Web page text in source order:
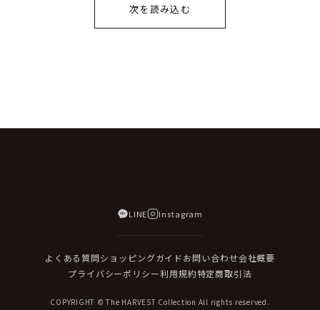
次を読み込む
LINE Instagram
よくある質問ショッピングガイドお問い合わせ会社概要
プライバシーポリシー利用規約特定商取引法
COPYRIGHT © The HARVEST Collection All rights reserved.